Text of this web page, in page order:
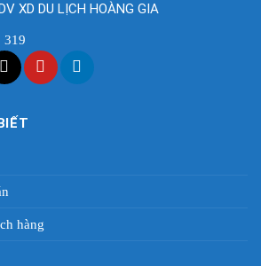
XD DU LỊCH HOÀNG GIA
319
hàng